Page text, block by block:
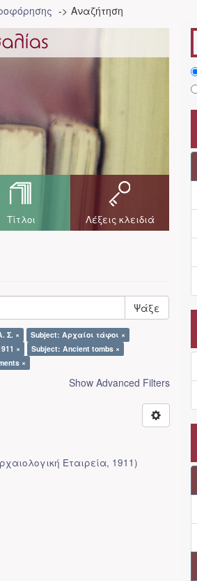
Αναζήτηση
Τίτλοι Λέξεις κλειδιά
Ψάξε
Σ. ×
Subject: Αρχαίοι τάφοι ×
×
Subject: Ancient tombs ×
×
Show Advanced Filters
Εταιρεία, 1911)